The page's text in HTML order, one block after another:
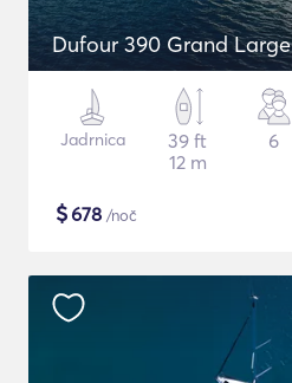
Dufour 390 Grand Large
Jadrnica
39 ft
12 m
6
$678 /noč